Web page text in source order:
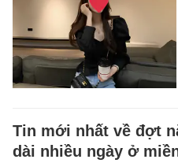
Tin mới nhất về đợt
dài nhiều ngày ở